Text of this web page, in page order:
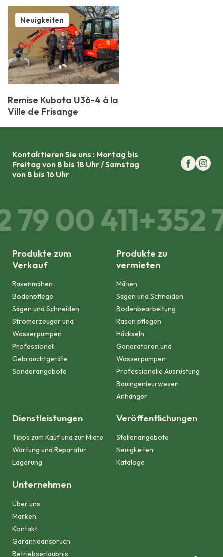
Neuigkeiten
Remise Kubota U36-4 à la
Ville de Frisange
Kontaktieren Sie uns : Montag bis
Freitag von 8 bis 18 Uhr / Samstag
von 8 bis 16 Uhr
79 00 411+352
Produkte zum
Verkauf
Rasenmähen
Bodenpflege
Sägen und Schneiden
Stromerzeuger und
Wasserpumpen
Professionell
Gebrauchtgeräte
Sonderangebote
Produkte zu
vermieten
Mähen
Sägen und Schneiden
Bodenbearbeitung
Rasen pflegen
Häckseln
Generatoren und
Wasserpumpen
Professionelle Ausrüstung
Bauingenieurwesen
Anhänger
Dienstleistungen
Tipps zum Kauf und zur Miete
Wartung und Reparatur
Lagerung
Veröffentlichungen
Stellenangebote
Neuigkeiten
Kataloge
Unternehmen
Über uns
Marken
Kontakt
Garantieanspruch
Betriebserlaubnis